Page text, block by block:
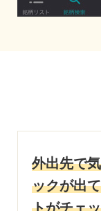
外出先で
ックが出
トがチェ